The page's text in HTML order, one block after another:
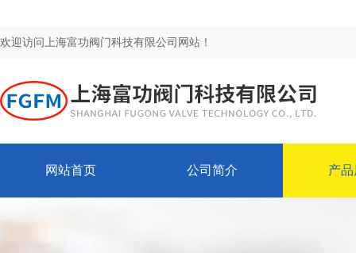
欢迎访问上海富功阀门科技有限公司网站！
网站首页 公司简介 产